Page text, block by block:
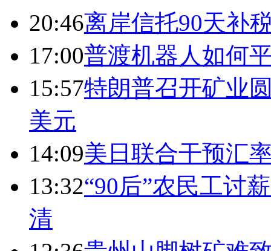
20:46离岸信托90天补
17:00普渡机器人如何
15:57特朗普召开矿业
美元
14:09美日联合干预汇
13:32“90后”农民工讨
清